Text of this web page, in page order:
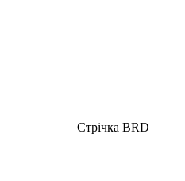
Стрічка BRD